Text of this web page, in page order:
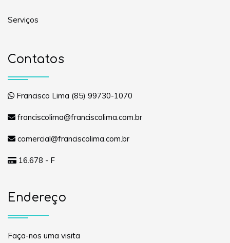
Serviços
Contatos
Francisco Lima (85) 99730-1070
franciscolima@franciscolima.com.br
comercial@franciscolima.com.br
16.678 - F
Endereço
Faça-nos uma visita